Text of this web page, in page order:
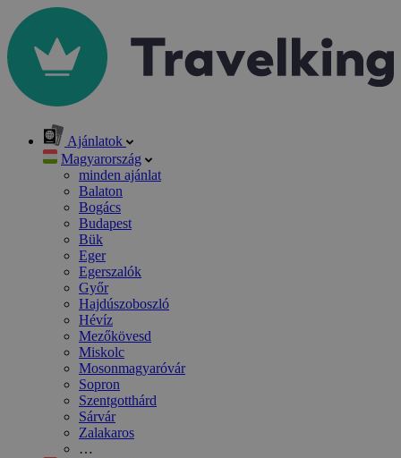
Ajánlatok
Magyarország
minden ajánlat
Balaton
Bogács
Budapest
Bük
Eger
Egerszalók
Győr
Hajdúszoboszló
Hévíz
Mezőkövesd
Miskolc
Mosonmagyaróvár
Sopron
Szentgotthárd
Sárvár
Zalakaros
…